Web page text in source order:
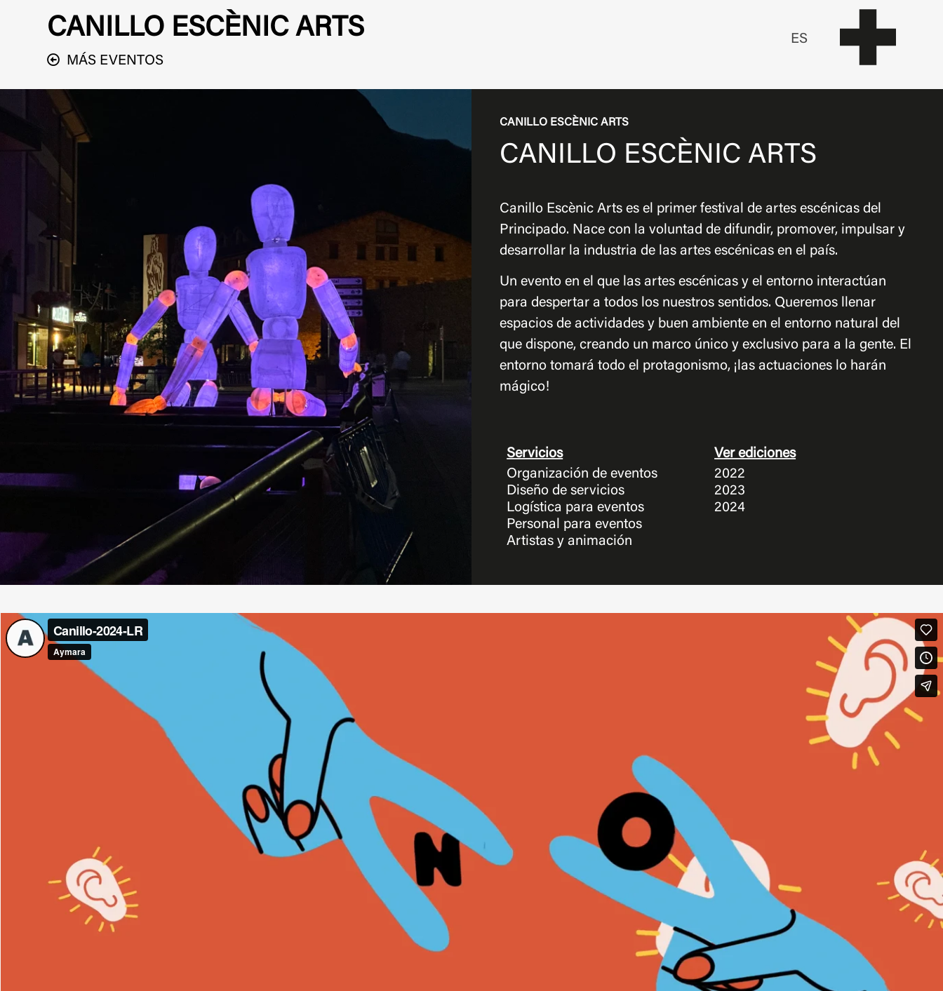
ES
CANILLO ESCÈNIC ARTS
MÁS EVENTOS
CANILLO ESCÈNIC ARTS
CANILLO ESCÈNIC ARTS
Canillo Escènic Arts es el primer festival de artes escénicas del
Principado. Nace con la voluntad de difundir, promover, impulsar y
desarrollar la industria de las artes escénicas en el país.
Un evento en el que las artes escénicas y el entorno interactúan
para despertar a todos los nuestros sentidos. Queremos llenar
espacios de actividades y buen ambiente en el entorno natural del
que dispone, creando un marco único y exclusivo para a la gente. El
entorno tomará todo el protagonismo, ¡las actuaciones lo harán
mágico!
Servicios
Organización de eventos
Diseño de servicios
Logística para eventos
Personal para eventos
Artistas y animación
Ver ediciones
2022
2023
2024